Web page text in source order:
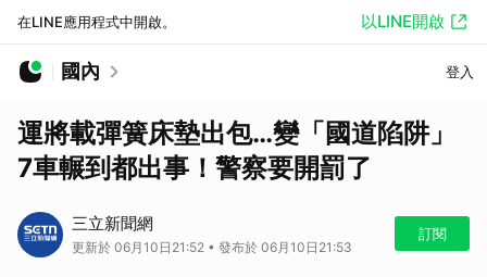
在LINE應用程式中開啟。 以LINE開啟
國內 登入
運將載彈簧床墊出包…變「國道陷阱」
7車輾到都出事！警察要開罰了
三立新聞網
更新於 06月10日21:52 • 發布於 06月10日21:53
訂閱